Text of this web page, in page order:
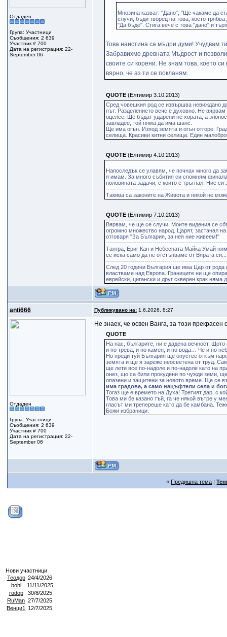
Отдаден
Група: Участници
Съобщения: 2 639
Участник # 700
Дата на регистрация: 22-
September 06
Мнозина казват: "Дано"; "Ще чакаме да
случи, бъди творец на това, което
"Да бъде". Стига вече с това "дано" и
Това наистина са мъдри думи! Учудвам
Забравихме древната Мъдрост и
своите си корени. Не знам това, което
вярно, че аз ти се покланям.
QUOTE (Елтимир 3.10.2013)
Сред човешкия род се извършва невиждано
път. Разделението вече е духовно. Не
оцелее. Ще бъдат ударени не хората, а
завладее, той няма да има шанс.
Ще има огън. Изпод земята и огън отгоре.
селища. Красиви китни селища. Един
QUOTE (Елтимир 4.10.2013)
Напоследък се улавям, че почнах много да
я имам. За много събития си спомням
половината задачи, с които е тръгнал. Ние
Такива са законите на Живота и никой не
QUOTE (Елтимир 7.10.2013)
Вярвам, че ще се случи. Моите видения се
огромно множество народ. Царят, застанал
отговаря "За България, за нея ние живеем!"
Тангра, Ериг Кан и Небесната Майка Умай
се иска само да не отстъпваме от Вярата си...
След 20 години България ще има Цар от
властваме над Европа. Границите ни ще
еврейски, цигански и друг скверен крак няма
anti666 Публикувано на:1.6.2026, 8:27
Отдаден
Група: Участници
Съобщения: 2 639
Участник # 700
Дата на регистрация: 22-
September 06
Не знаех, че освен Ванга, за този
QUOTE
На нас, българите, ни е дадена вечност.
и по трева, и по камен, и по вода… Че и по
Но преди туй България ще опустее откъм
земята и ще я зареже неосветена от труд.
ще лети все по-надоле и по-надоле като на
онез, що са били прокудени по чужди земи,
опазени и защитени за новото време. Ще се
има градове, а само нацъфтели села и
Тогаз ще е времето на Духа! Третият дар, с
Това ми бе казано тъй, га че някой вътре у
гласът ми трепереше като да бе камбана.
Божи избраници.
«Предишна тема |
Нови участници
Теодор 24/4/2026
bohi
11/11/2025
rodop
30/8/2025
RuMan 27/7/2025
Венци1
12/7/2025